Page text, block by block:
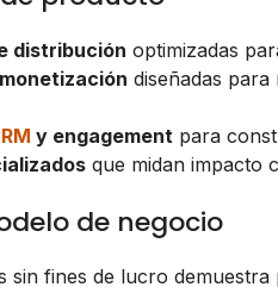
distribución optimizadas
diseñadas
y engagement para
que midan impacto
de negocio
sin fines de lucro